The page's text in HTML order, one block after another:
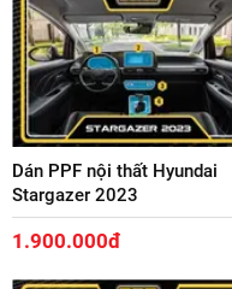
Dán PPF nội thất Hyundai
Stargazer 2023
1.900.000đ